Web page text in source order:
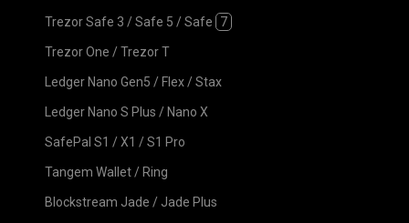
Trezor Safe 3 /Safe 5 /Safe 7
Trezor One /Trezor T
Ledger Nano Gen5 / Flex /Stax
Ledger Nano S Plus / Nano X
SafePal S1 /X1 /S1 Pro
Tangem Wallet / Ring
Blockstream Jade / Jade Plus